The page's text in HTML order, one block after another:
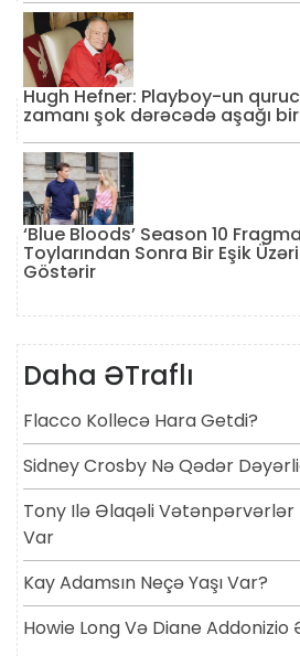
Hugh Hefner: Playboy-un
zamanı şok dərəcədə aşağı
‘Blue Bloods’ Season 10
Toylarından Sonra Bir Eşik
Göstərir
Daha ƏTraflı
Flacco Kollecə Hara Getdi?
Sidney Crosby Nə Qədər
Tony Ilə Əlaqəli Vətənpərvərlər
Var
Kay Adamsın Neçə Yaşı Var?
Howie Long Və Diane Addonizio